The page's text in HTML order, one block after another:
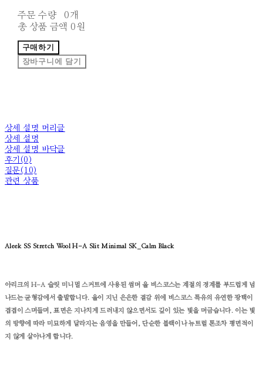
주문 수량
0개
총 상품 금액 0원
구매하기
장바구니에 담기
상세 설명 머리글
상세 설명
상세 설명 바닥글
후기(0)
질문(10)
관련 상품
Aleek SS Stretch Wool H-A Slit Minimal SK_Calm Black
아리크의 H-A 슬릿 미니멀 스커트에 사용된 썸머 울 비스코스는 계절의 경계를 부드럽게 넘
나드는 균형감에서 출발합니다. 울이 지닌 은은한 결감 위에 비스코스 특유의 유연한 광택이
겹겹이 스며들며, 표면은 지나치게 드러내지 않으면서도 깊이 있는 빛을 머금습니다. 이는 빛
의 방향에 따라 미묘하게 달라지는 음영을 만들어, 단순한 블랙이나 뉴트럴 톤조차 평면적이
지 않게 살아나게 합니다.